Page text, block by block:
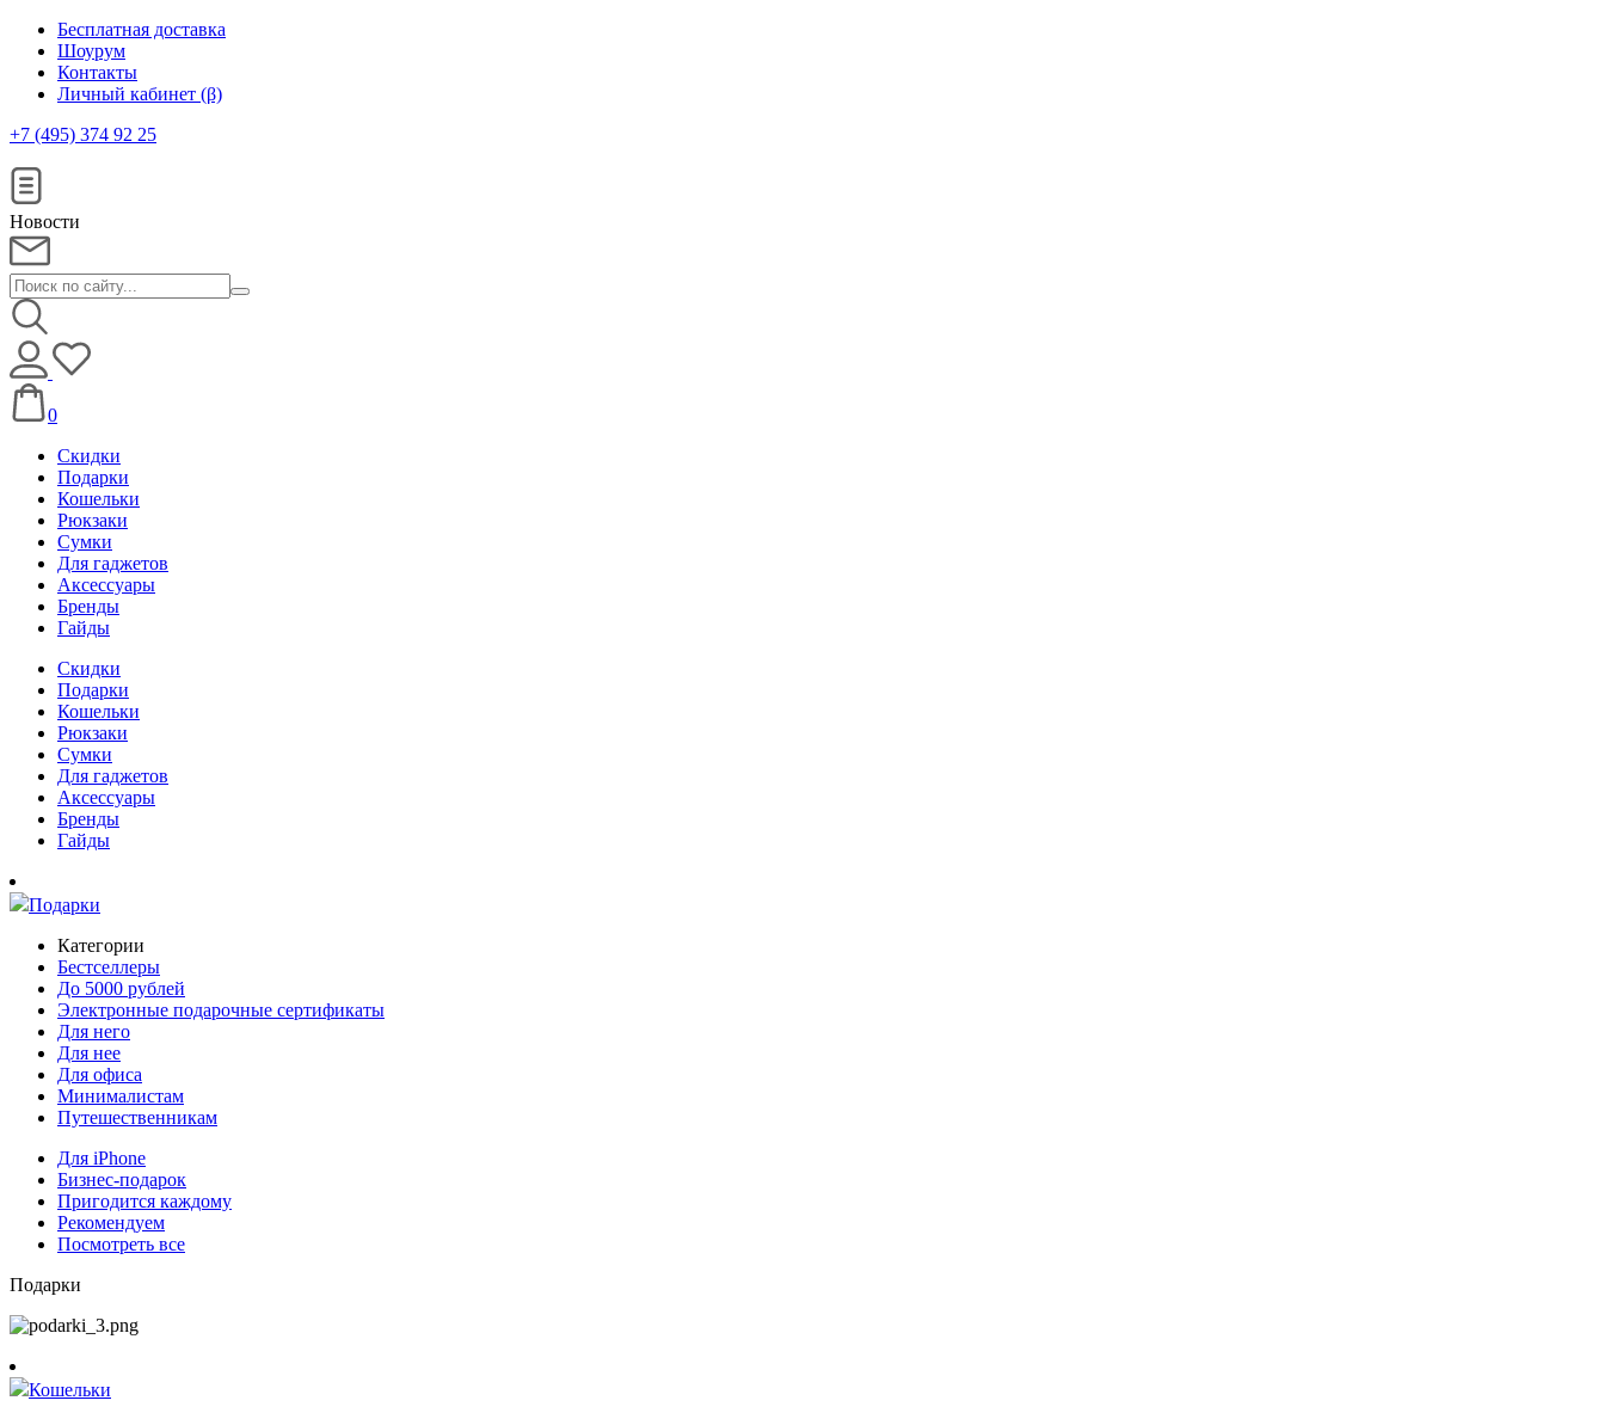
Бесплатная доставка
Шоурум
Контакты
Личный кабинет (β)
+7 (495) 374 92 25
Новости
0
Скидки
Подарки
Кошельки
Рюкзаки
Сумки
Для гаджетов
Аксессуары
Бренды
Гайды
Скидки
Подарки
Кошельки
Рюкзаки
Сумки
Для гаджетов
Аксессуары
Бренды
Гайды
Подарки
Категории
Бестселлеры
До 5000 рублей
Электронные подарочные сертификаты
Для него
Для нее
Для офиса
Минималистам
Путешественникам
Для iPhone
Бизнес-подарок
Пригодится каждому
Рекомендуем
Посмотреть все
Подарки
Кошельки